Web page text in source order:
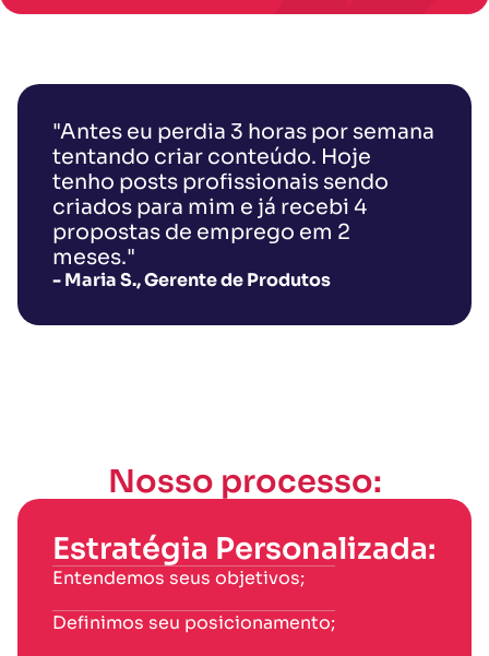
"Antes eu perdia 3 horas por semana
tentando criar conteúdo. Hoje
tenho posts profissionais sendo
criados para mim e já recebi 4
propostas de emprego em 2
meses."
- Maria S., Gerente de Produtos
Nosso processo:
Estratégia Personalizada:
Entendemos seus objetivos;
Definimos seu posicionamento;